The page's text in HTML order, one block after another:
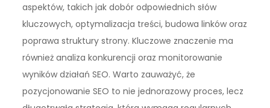
aspektów, takich jak dobór odpowiednich słów
kluczowych, optymalizacja treści, budowa linków oraz
poprawa struktury strony. Kluczowe znaczenie ma
również analiza konkurencji oraz monitorowanie
wyników działań SEO. Warto zauważyć, że
pozycjonowanie SEO to nie jednorazowy proces, lecz